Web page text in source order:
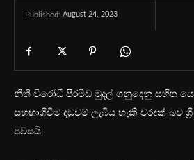
Published: August 24, 2023
නීති විරෝධී පිරමීඩ මුදල් ගනුදෙනු සහිත
සහභාගීවීම දඞුවම් ලැබිය හැකි වරදක් බව
පවසයි.